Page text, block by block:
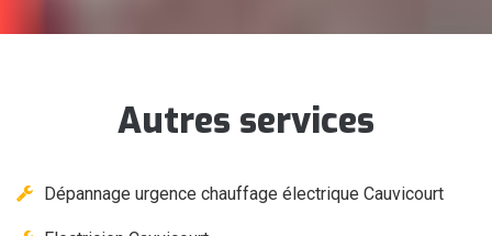
Autres services
Dépannage urgence chauffage électrique Cauvicourt